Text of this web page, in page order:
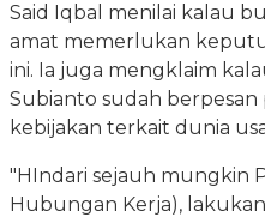
Said Iqbal menilai kalau
amat memerlukan
ini. Ia juga mengklaim
Subianto sudah
kebijakan terkait dunia
"HIndari sejauh mungkin
Hubungan Kerja),